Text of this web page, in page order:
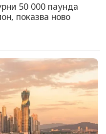
50 000 паунда
показва ново